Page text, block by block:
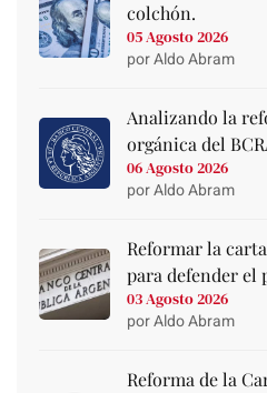
colchón.
05 Agosto 2026
por Aldo Abram
Analizando la
orgánica del
06 Agosto 2026
por Aldo Abram
Reformar la
para defender el
03 Agosto 2026
por Aldo Abram
Reforma de la